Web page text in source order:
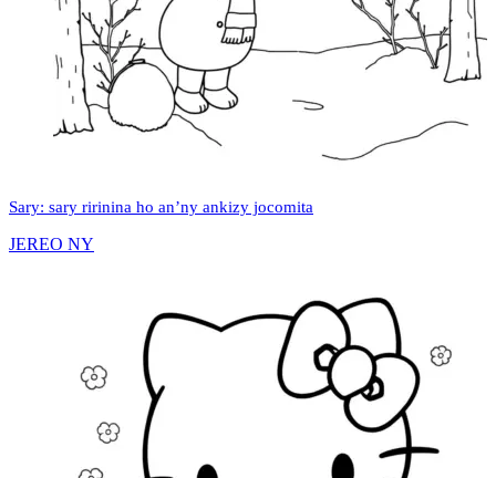
Sary: sary ririnina ho an’ny ankizy jocomita
JEREO NY